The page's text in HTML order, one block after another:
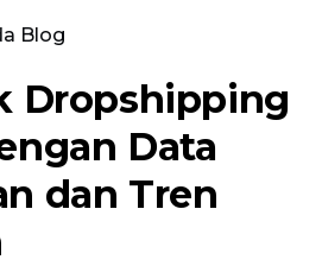
Blog
Dropshipping
Data
dan Tren